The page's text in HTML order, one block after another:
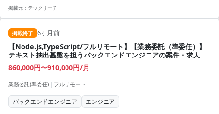
し、設計・実装に落とし込むための 高い論理的コミュニケーション能
掲載元： テックリーチ
掲載終了 6ヶ月前
【Node.js,TypeScript/フルリモート】【業務委託（準委任）】
テキスト抽出基盤を担うバックエンドエンジニアの案件・求人
860,000円〜910,000円/月
業務委託(準委任) | フルリモート
バックエンドエンジニア エンジニア